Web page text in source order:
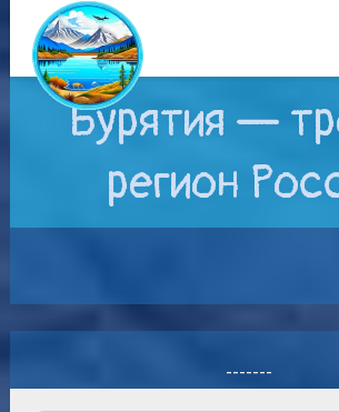
Бурятия —
регион
-------